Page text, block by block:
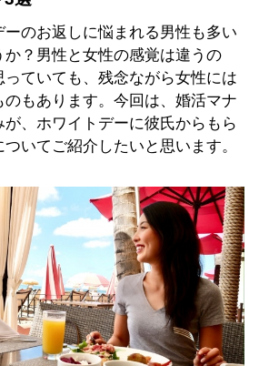
のお返しに悩まれる男性も多い
？男性と女性の感覚は違うの
ていても、残念ながら女性には
もあります。今回は、婚活マナ
、ホワイトデーに彼氏からもら
いてご紹介したいと思います。